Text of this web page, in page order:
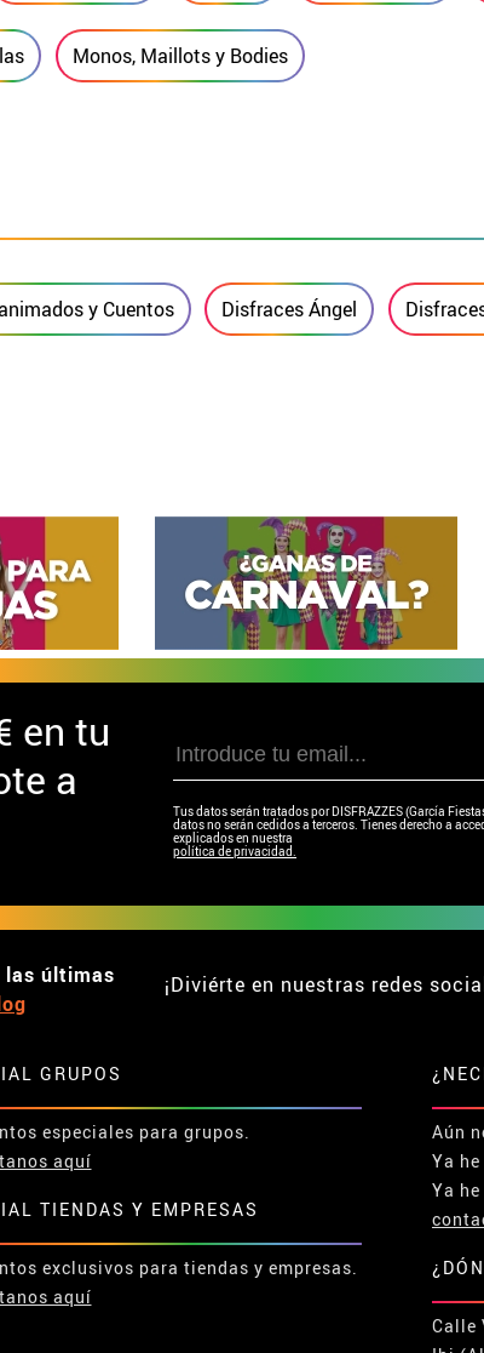
Monos, Maillots y Bodies
y Cuentos Disfraces Ángel
en tu
a
Tus datos serán tratados por DISFRAZZES (García
datos no serán cedidos a terceros. Tienes derecho a
explicados en nuestra
política de privacidad.
las últimas
¡Diviérte en nuestras redes
GRUPOS
especiales para grupos.
aquí
TIENDAS Y EMPRESAS
exclusivos para tiendas y empresas.
aquí
Aún
Ya
Ya
Calle